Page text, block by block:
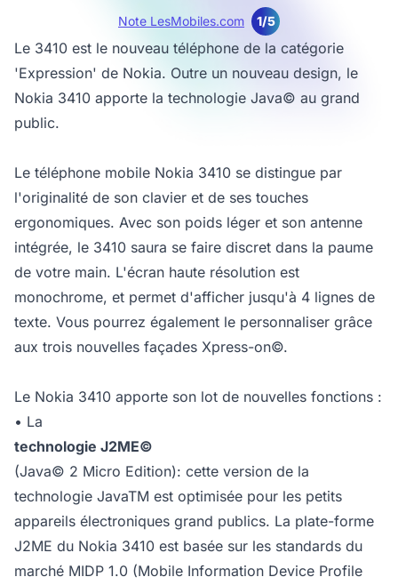
Note LesMobiles.com 1/5
Le 3410 est le nouveau téléphone de la catégorie
'Expression' de Nokia. Outre un nouveau design, le
Nokia 3410 apporte la technologie Java© au grand
public.
Le téléphone mobile Nokia 3410 se distingue par
l'originalité de son clavier et de ses touches
ergonomiques. Avec son poids léger et son antenne
intégrée, le 3410 saura se faire discret dans la paume
de votre main. L'écran haute résolution est
monochrome, et permet d'afficher jusqu'à 4 lignes de
texte. Vous pourrez également le personnaliser grâce
aux trois nouvelles façades Xpress-on©.
Le Nokia 3410 apporte son lot de nouvelles fonctions :
• La
technologie J2ME©
(Java© 2 Micro Edition): cette version de la
technologie JavaTM est optimisée pour les petits
appareils électroniques grand publics. La plate-forme
J2ME du Nokia 3410 est basée sur les standards du
marché MIDP 1.0 (Mobile Information Device Profile